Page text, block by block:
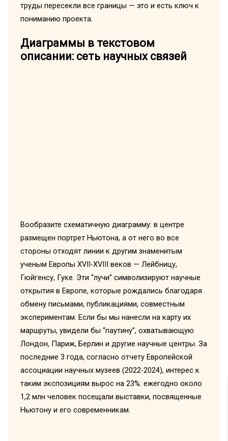
труды пересекли все границы — это и есть ключ к
пониманию проекта.
Диаграммы в текстовом
описании: сеть научных связей
Вообразите схематичную диаграмму: в центре
размещен портрет Ньютона, а от него во все
стороны отходят линии к другим знаменитым
ученым Европы XVII-XVIII веков — Лейбницу,
Гюйгенсу, Гукe. Эти “лучи” символизируют научные
открытия в Европе, которые рождались благодаря
обмену письмами, публикациями, совместным
экспериментам. Если бы мы нанесли на карту их
маршруты, увидели бы “паутину”, охватывающую
Лондон, Париж, Берлин и другие научные центры. За
последние 3 года, согласно отчету Европейской
ассоциации научных музеев (2022-2024), интерес к
таким экспозициям вырос на 23%: ежегодно около
1,2 млн человек посещали выставки, посвященные
Ньютону и его современникам.